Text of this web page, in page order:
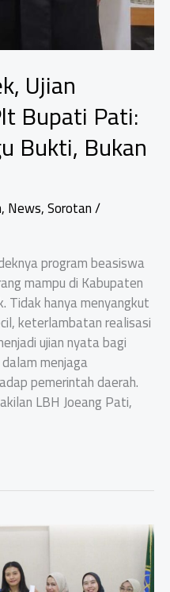
Ujian
Bupati Pati:
Bukti, Bukan
,News,Sorotan/
program beasiswa
mampu di Kabupaten
Tidak hanya menyangkut
keterlambatan realisasi
ujian nyata bagi
menjaga
pemerintah daerah.
LBH Joeang Pati,